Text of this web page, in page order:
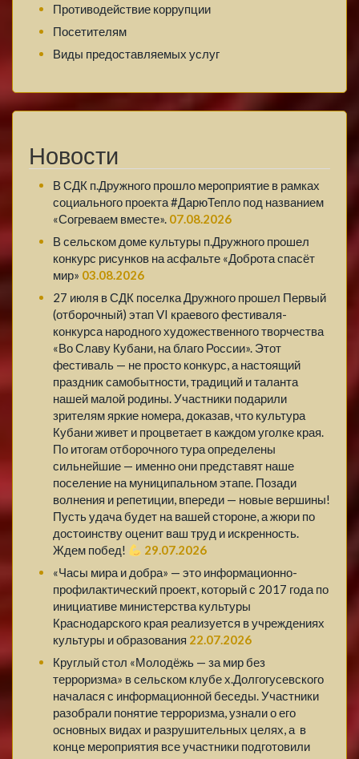
Противодействие коррупции
Посетителям
Виды предоставляемых услуг
Новости
В СДК п.Дружного прошло мероприятие в рамках
социального проекта #ДарюТепло под названием
«Согреваем вместе». 07.08.2026
В сельском доме культуры п.Дружного прошел
конкурс рисунков на асфальте «Доброта спасёт
мир» 03.08.2026
27 июля в СДК поселка Дружного прошел Первый
(отборочный) этап VI краевого фестиваля-
конкурса народного художественного творчества
«Во Славу Кубани, на благо России». Этот
фестиваль — не просто конкурс, а настоящий
праздник самобытности, традиций и таланта
нашей малой родины. Участники подарили
зрителям яркие номера, доказав, что культура
Кубани живет и процветает в каждом уголке края.
По итогам отборочного тура определены
сильнейшие — именно они представят наше
поселение на муниципальном этапе. Позади
волнения и репетиции, впереди — новые вершины!
Пусть удача будет на вашей стороне, а жюри по
достоинству оценит ваш труд и искренность.
Ждем побед!
29.07.2026
«Часы мира и добра» — это информационно-
профилактический проект, который с 2017 года по
инициативе министерства культуры
Краснодарского края реализуется в учреждениях
культуры и образования 22.07.2026
Круглый стол «Молодёжь — за мир без
терроризма» в сельском клубе х.Долгогусевского
началася с информационной беседы. Участники
разобрали понятие терроризма, узнали о его
основных видах и разрушительных целях, а в
конце мероприятия все участники подготовили